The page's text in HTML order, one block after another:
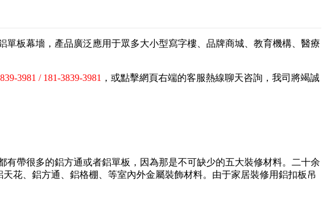
板幕墻，產品廣泛應用于眾多大小型寫字樓、品牌商城、教育機構、醫療
3981 / 181-3839-3981 ，或點擊網頁右端的客服熱線聊天咨詢，我司將竭誠
帶很多的鋁方通或者鋁單板，因為那是不可缺少的五大裝修材料。二十余
花、鋁方通、鋁格棚、等室內外金屬裝飾材料。由于家居裝修用鋁扣板吊